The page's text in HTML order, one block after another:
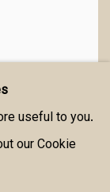
useful to you.
our Cookie